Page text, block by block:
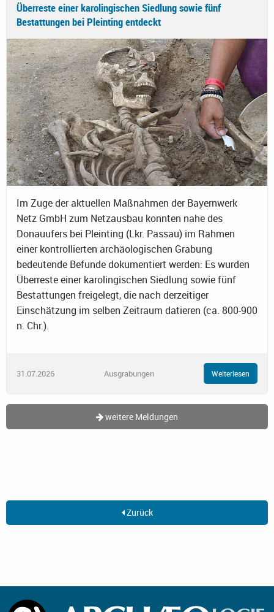
Überreste einer karolingischen Siedlung sowie fünf
Bestattungen bei Pleinting entdeckt
Im Zuge der aktuellen Maßnahmen der Bayernwerk
Netz GmbH zum Netzausbau konnten nahe des
Donauufers bei Pleinting (Lkr. Passau) im Rahmen
einer kontrollierten archäologischen Grabung
bedeutende Befunde dokumentiert werden: Es wurden
Überreste einer karolingischen Siedlung sowie fünf
Bestattungen freigelegt, die nach derzeitiger
Einschätzung im selben Zeitraum datieren (ca. 800-900
n. Chr.).
31.07.2026 Ausgrabungen Weiterlesen
weitere Meldungen
Zurück